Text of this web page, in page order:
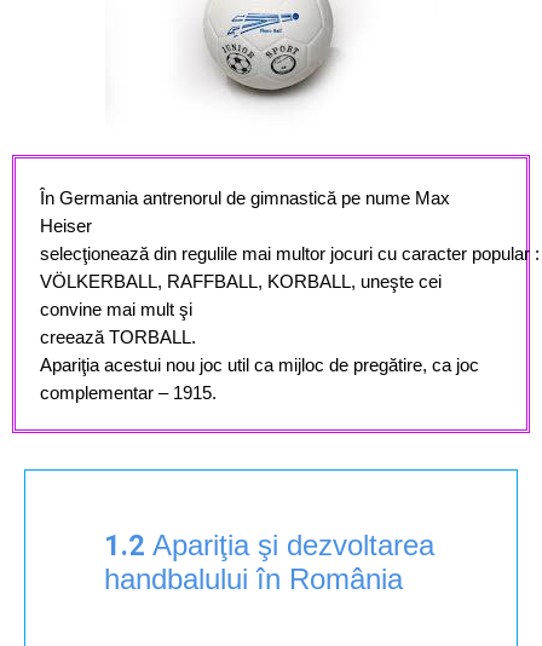
În Germania antrenorul de gimnastică pe nume Max
Heiser
selecţionează din regulile mai multor jocuri cu caracter popular :
VÖLKERBALL, RAFFBALL, KORBALL, uneşte cei
convine mai mult şi
creează TORBALL.
Apariţia acestui nou joc util ca mijloc de pregătire, ca joc
complementar – 1915.
1.2 Apariţia şi dezvoltarea
handbalului în România